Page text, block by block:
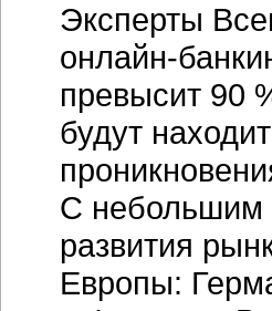
Эксперты
онлайн-
превысит 90
будут
С небольшим
развития
Европы: